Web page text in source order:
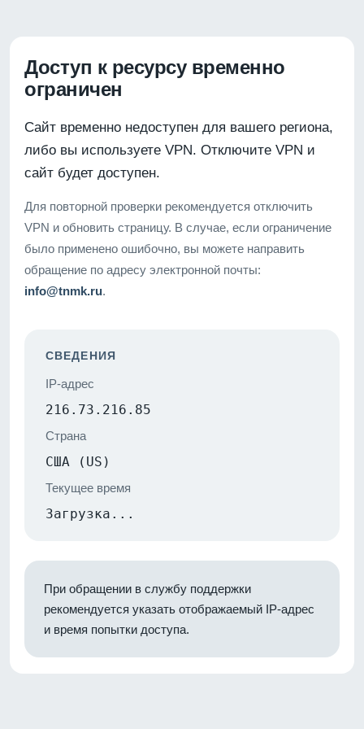
Доступ к ресурсу временно
ограничен
Сайт временно недоступен для вашего региона,
либо вы используете VPN. Отключите VPN и
сайт будет доступен.
Для повторной проверки рекомендуется отключить
VPN и обновить страницу. В случае, если ограничение
было применено ошибочно, вы можете направить
обращение по адресу электронной почты:
info@tnmk.ru.
СВЕДЕНИЯ
IP-адрес
216.73.216.85
Страна
США (US)
Текущее время
Загрузка...
При обращении в службу поддержки
рекомендуется указать отображаемый IP-адрес
и время попытки доступа.